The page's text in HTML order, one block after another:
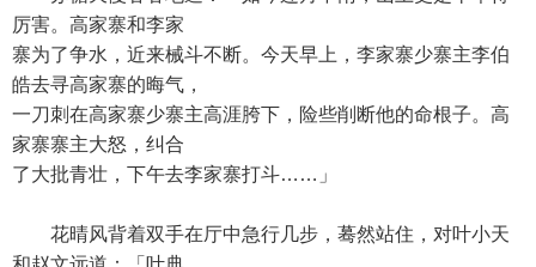
厉害。高家寨和李家
寨为了争水，近来械斗不断。今天早上，李家寨少寨主李伯
皓去寻高家寨的晦气，
一刀刺在高家寨少寨主高涯胯下，险些削断他的命根子。高
家寨寨主大怒，纠合
了大批青壮，下午去李家寨打斗……」
花晴风背着双手在厅中急行几步，蓦然站住，对叶小天